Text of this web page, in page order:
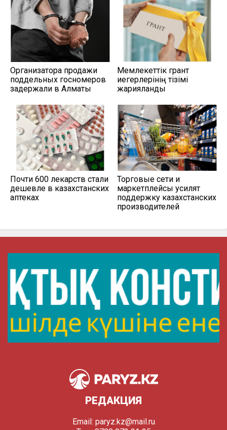
Организатора продажи
поддельных госномеров
задержали в Алматы
Мемлекеттік грант
иегерлерінің тізімі
жарияланды
Почти 600 лекарств стали
дешевле в казахстанских
аптеках
Торговые сети и
маркетплейсы усилят
поддержку казахстанских
производителей
РЕДАКЦИЯ
Email: paryz.kz@mail.ru